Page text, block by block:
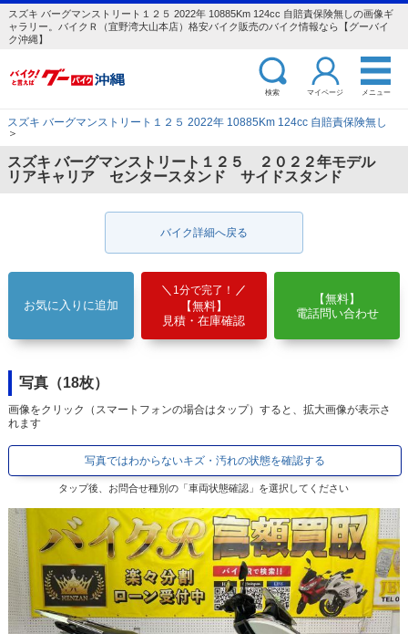
スズキ バーグマンストリート１２５ 2022年 10885Km 124cc 自賠責保険無しの画像ギ
ャラリー。バイクＲ（宜野湾大山本店）格安バイク販売のバイク情報なら【グーバイ
ク沖縄】
検索 マイページ メニュー
スズキ バーグマンストリート１２５ 2022年 10885Km 124cc 自賠責保険無し
＞
スズキ バーグマンストリート１２５ ２０２２年モデル
リアキャリア センタースタンド サイドスタンド
バイク詳細へ戻る
お気に入りに追加
1分で完了！
【無料】
見積・在庫確認
【無料】
電話問い合わせ
写真（18枚）
画像をクリック（スマートフォンの場合はタップ）すると、拡大画像が表示さ
れます
写真ではわからないキズ・汚れの状態を確認する
タップ後、お問合せ種別の「車両状態確認」を選択してください